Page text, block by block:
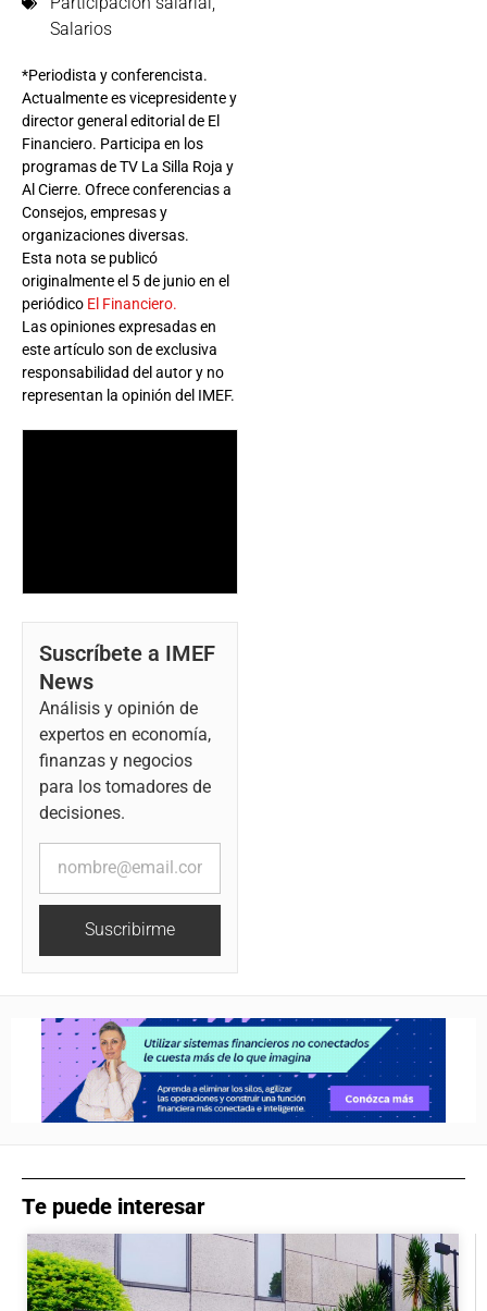
Salarios
*Periodista y conferencista.
Actualmente es vicepresidente y
director general editorial de El
Financiero. Participa en los
programas de TV La Silla Roja y
Al Cierre. Ofrece conferencias a
Consejos, empresas y
organizaciones diversas.
Esta nota se publicó
originalmente el 5 de junio en el
periódico El Financiero.
Las opiniones expresadas en
este artículo son de exclusiva
responsabilidad del autor y no
representan la opinión del IMEF.
Suscríbete a IMEF
News
Análisis y opinión de
expertos en economía,
finanzas y negocios
para los tomadores de
decisiones.
Suscribirme
Te puede interesar